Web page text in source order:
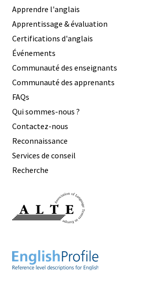
Apprendre l'anglais
Apprentissage & évaluation
Certifications d'anglais
Événements
Communauté des enseignants
Communauté des apprenants
FAQs
Qui sommes-nous ?
Contactez-nous
Reconnaissance
Services de conseil
Recherche